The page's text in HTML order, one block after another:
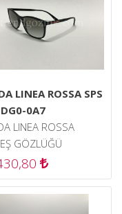
LINEA ROSSA SPS
0A7
LINEA ROSSA
GÖZLÜĞÜ